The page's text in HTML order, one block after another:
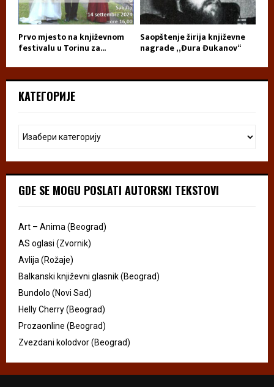
Prvo mjesto na književnom
festivalu u Torinu za...
Saopštenje žirija književne
nagrade „Đura Đukanov“
КАТЕГОРИЈЕ
GDE SE MOGU POSLATI AUTORSKI TEKSTOVI
Art – Anima (Beograd)
AS oglasi (Zvornik)
Avlija (Rožaje)
Balkanski književni glasnik (Beograd)
Bundolo (Novi Sad)
Helly Cherry (Beograd)
Prozaonline (Beograd)
Zvezdani kolodvor (Beograd)